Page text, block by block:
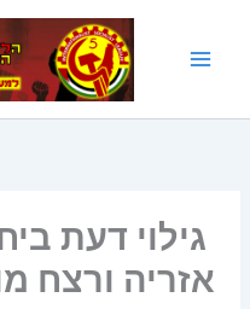
גילוי דעת
אזריה ורצח